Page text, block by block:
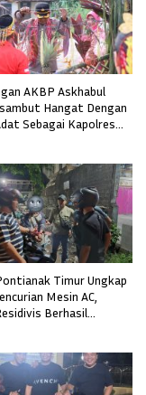
AKBP Askhabul
Hangat Dengan
Sebagai Kapolres
Timur Ungkap
Mesin AC,
Berhasil